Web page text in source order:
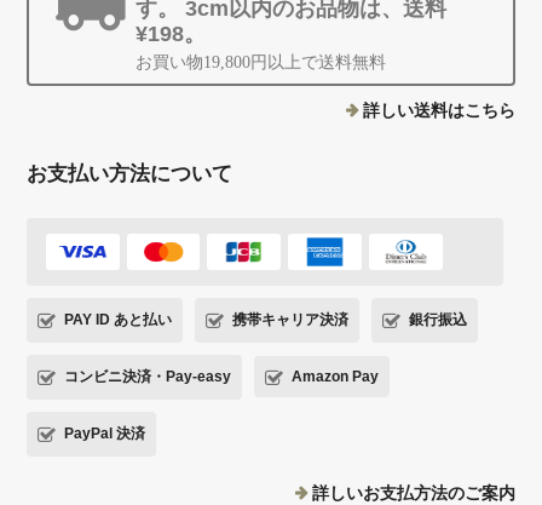
す。 3cm以内のお品物は、送料
¥198。
お買い物19,800円以上で送料無料
詳しい送料はこちら
お支払い方法について
PAY ID あと払い 携帯キャリア決済 銀行振込
コンビニ決済・Pay-easy Amazon Pay
PayPal 決済
詳しいお支払方法のご案内